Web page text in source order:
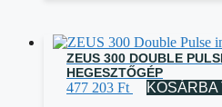
ZEUS 300 DOUBLE
HEGESZTŐGÉP
477 203 Ft KOSÁRBA